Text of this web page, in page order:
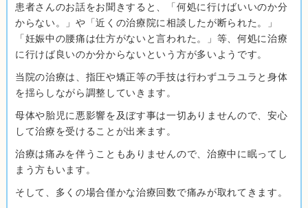
患者さんのお話をお聞きすると、「何処に行けばいいのか分
からない。」や「近くの治療院に相談したが断られた。」
「妊娠中の腰痛は仕方がないと言われた。」等、何処に治療
に行けば良いのか分からないという方が多いようです。
当院の治療は、指圧や矯正等の手技は行わずユラユラと身体
を揺らしながら調整していきます。
母体や胎児に悪影響を及ぼす事は一切ありませんので、安心
して治療を受けることが出来ます。
治療は痛みを伴うこともありませんので、治療中に眠ってし
まう方もいます。
そして、多くの場合僅かな治療回数で痛みが取れてきます。